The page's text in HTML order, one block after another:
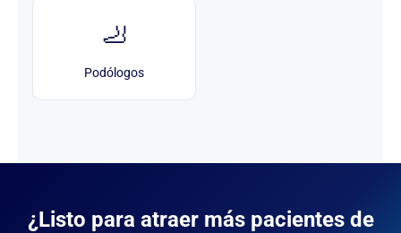
🦶
Podólogos
¿Listo para atraer más pacientes de